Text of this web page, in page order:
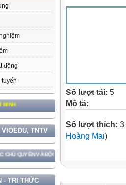
động
tuyến
TNTV
QUYỀN VÀ ĐỘC LẬP DÂN TỘC!
- TRI THỨC
Số lượt tải: 5
Mô tả:
Số lượt thích: 3
Hoàng Mai)